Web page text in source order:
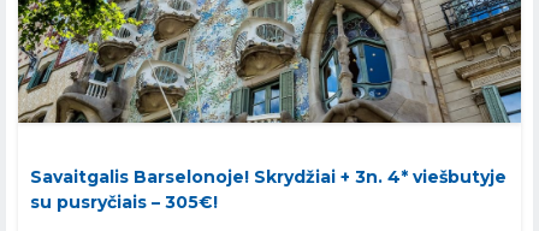
Savaitgalis Barselonoje! Skrydžiai + 3n. 4* viešbutyje
su pusryčiais – 305€!